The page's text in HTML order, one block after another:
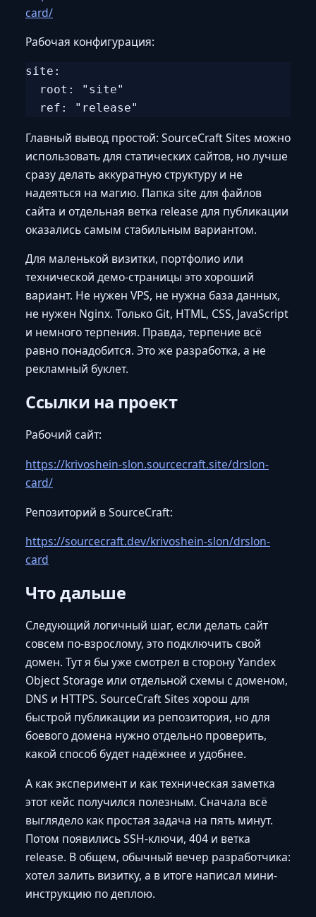
card/
Рабочая конфигурация:
site:
  root: "site"
Главный вывод простой: SourceCraft Sites можно
использовать для статических сайтов, но лучше
сразу делать аккуратную структуру и не
надеяться на магию. Папка site для файлов
сайта и отдельная ветка release для публикации
оказались самым стабильным вариантом.
Для маленькой визитки, портфолио или
технической демо-страницы это хороший
вариант. Не нужен VPS, не нужна база данных,
не нужен Nginx. Только Git, HTML, CSS, JavaScript
и немного терпения. Правда, терпение всё
равно понадобится. Это же разработка, а не
рекламный буклет.
Ссылки на проект
Рабочий сайт:
https://krivoshein-slon.sourcecraft.site/drslon-
card/
Репозиторий в SourceCraft:
https://sourcecraft.dev/krivoshein-slon/drslon-
card
Что дальше
Следующий логичный шаг, если делать сайт
совсем по-взрослому, это подключить свой
домен. Тут я бы уже смотрел в сторону Yandex
Object Storage или отдельной схемы с доменом,
DNS и HTTPS. SourceCraft Sites хорош для
быстрой публикации из репозитория, но для
боевого домена нужно отдельно проверить,
какой способ будет надёжнее и удобнее.
А как эксперимент и как техническая заметка
этот кейс получился полезным. Сначала всё
выглядело как простая задача на пять минут.
Потом появились SSH-ключи, 404 и ветка
release. В общем, обычный вечер разработчика:
хотел залить визитку, а в итоге написал мини-
инструкцию по деплою.